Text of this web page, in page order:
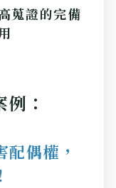
蒐證的完備
：
配偶權，